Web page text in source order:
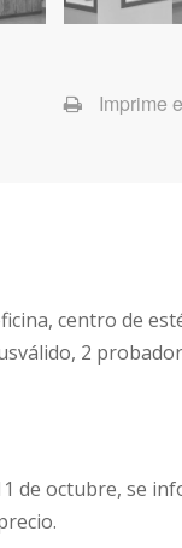
Imprime
centro de
2
de octubre, se